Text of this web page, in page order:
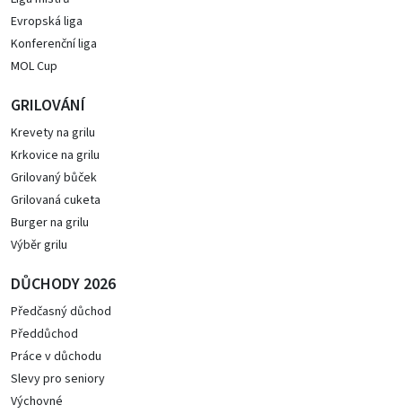
Evropská liga
Konferenční liga
MOL Cup
GRILOVÁNÍ
Krevety na grilu
Krkovice na grilu
Grilovaný bůček
Grilovaná cuketa
Burger na grilu
Výběr grilu
DŮCHODY 2026
Předčasný důchod
Předdůchod
Práce v důchodu
Slevy pro seniory
Výchovné